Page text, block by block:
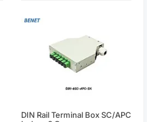
DIN Rail Terminal Box SC/APC